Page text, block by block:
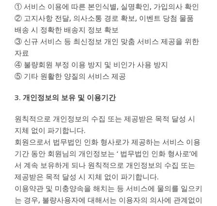
① 서비스 이용에 따른 본인식별, 실명확인, 가입의사 확인
② 고지사항 전달, 의사소통 경로 확보, 이벤트 당첨 물품
배송 시 정확한 배송지 정보 확보
③ 신규 서비스 등 최신정보 개인 맞춤 서비스 제공을 위한
자료
④ 불량회원 부정 이용 방지 및 비인가 사용 방지
⑤ 기타 원활한 양질의 서비스 제공
3. 개인정보의 보유 및 이용기간
원칙적으로 개인정보의 수집 또는 제공받은 목적 달성 시
지체 없이 파기합니다.
회원으로서 법무법인 인화 형사로가 제공하는 서비스 이용
기간 동안 회원님의 개인정보는 ‘ 법무법인 인화 형사로’에
서 계속 보유하게 되나 원칙적으로 개인정보의 수집 또는
제공받은 목적 달성 시 지체 없이 파기합니다.
이용약관 및 미충양속을 해치는 등 서비스에 물의를 일으키
는 경우, 불량사용자에 대해서는 이용자의 의사에 관계없이